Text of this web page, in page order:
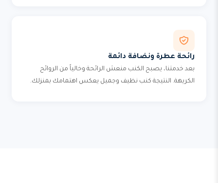
رائحة عطرة ونضافة دائمة
بعد خدمتنا، يصبح الكنب منعش الرائحة وخالياً من الروائح
الكريهة. النتيجة كنب نظيف وجميل يعكس اهتمامك بمنزلك.